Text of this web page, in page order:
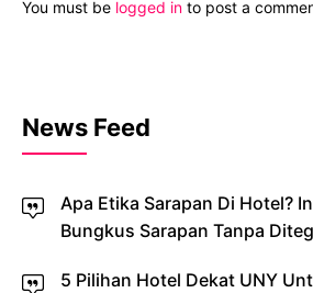
You must be logged in to post a
News Feed
Apa Etika Sarapan Di Hotel?
Bungkus Sarapan Tanpa
5 Pilihan Hotel Dekat UNY